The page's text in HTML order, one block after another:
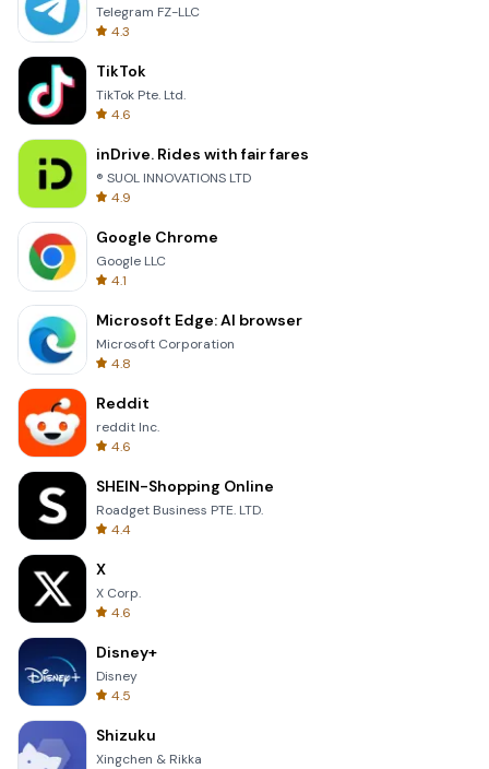
Telegram FZ-LLC
4.3
TikTok
TikTok Pte. Ltd.
4.6
inDrive. Rides with fair fares
® SUOL INNOVATIONS LTD
4.9
Google Chrome
Google LLC
4.1
Microsoft Edge: AI browser
Microsoft Corporation
4.8
Reddit
reddit Inc.
4.6
SHEIN-Shopping Online
Roadget Business PTE. LTD.
4.4
X
X Corp.
4.6
Disney+
Disney
4.5
Shizuku
Xingchen & Rikka